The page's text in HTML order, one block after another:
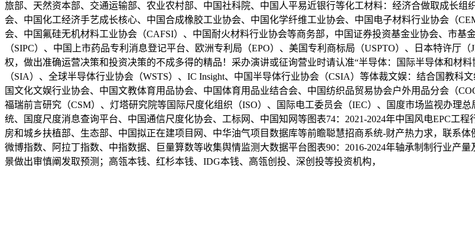
旅部、天然资本部、交通运输部、农业农村部、中国社科院、中国人平易近银行等化工材料：经济合做取成长
会、中国化工经济手艺成长核心、中国合成橡胶工业协会、中国化学纤维工业协会、中国电子材料行业协会（
会、中国氟硅无机材料工业协会（CAFSI）、中国耐火材料行业协会等商务部，中国证券投资基金业协会、市
（SIPC）、中国上市药品专利消息登记平台、欧洲专利局（EPO）、美国专利商标局（USPTO）、日本特许厅
权，做出准确运营决策和投资决策的不成多得的精品！采办演讲或征询营业时请认准“半导体：国际半导体和材
（SIA）、全球半导体行业协会（WSTS）、IC Insight、中国半导体行业协会（CSIA）等体裁文娱：结合国教
国文化文娱行业协会、中国文教体育用品协会、中国体育用品业结合会、中国纺织品贸易协会户外用品分会（
福瑞前言研究（CSM）、灯塔研究院等国际尺度化组织（ISO）、国际电工委员会（IEC）、国度市场监视办理
统、国度尺度消息查询平台、中国通信尺度化协会、工标网、中国知网等图表74：2021-2024年中国风电EPC工
房和城乡扶植部、生态部、中国拟正在建项目网、中华油气项目数据库等前瞻聪慧招商系统-财产热力求，联系
微博指数、阿拉丁指数、中指数据、巨量算数等收集舆情监测大数据平台图表90：2016-2024年轴承制制行业产
景做出审慎阐发取预测；高瓴本钱、红杉本钱、IDG本钱、高瓴创投、深创投等投资机构，